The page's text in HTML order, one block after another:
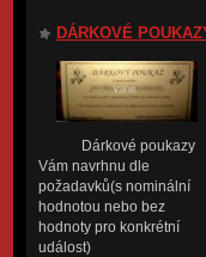
DÁRKOVÉ
Dárkové poukazy
Vám navrhnu dle
požadavků(s nominální
hodnotou nebo bez
hodnoty pro konkrétní
událost)